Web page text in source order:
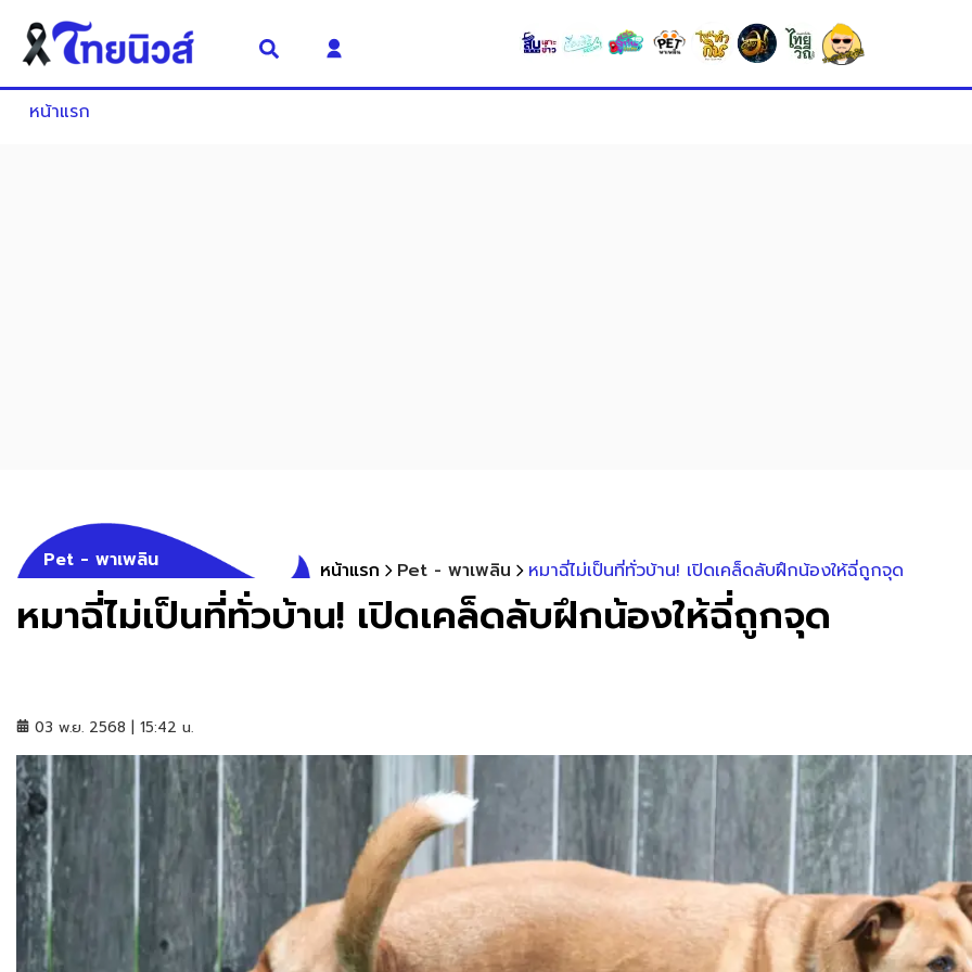
หน้าแรก
Pet - พาเพลิน หน้าแรก Pet - พาเพลิน หมาฉี่ไม่เป็นที่ทั่วบ้าน! เปิดเคล็ดลับฝึกน้องให้ฉี่ถูกจุด
หมาฉี่ไม่เป็นที่ทั่วบ้าน! เปิดเคล็ดลับฝึกน้องให้ฉี่ถูกจุด
03 พ.ย. 2568 | 15:42 น.